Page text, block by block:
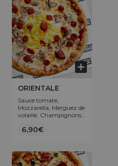
ORIENTALE
Sauce tomate,
Mozzarella, Merguez de
volaille, Champignons,
6,90€